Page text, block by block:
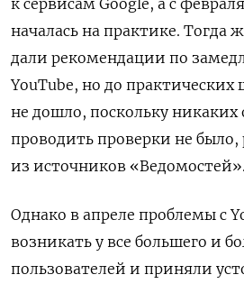
началась на практике. Тогда
дали рекомендации по
YouTube, но до практических
не дошло, поскольку никаких
проводить проверки не было,
из источников «Ведомостей».
Однако в апреле проблемы c
возникать у все большего и
пользователей и приняли